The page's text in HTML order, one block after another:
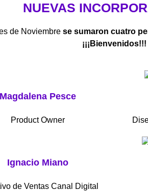
NUEVAS
de Noviembre se sumaron cuatro
¡¡¡Bienvenidos!!!
Magdalena Pesce
Product Owner
Ignacio Miano
de Ventas Canal Digital